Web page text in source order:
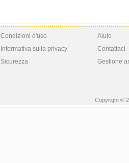
Condizioni d'uso
Informativa sulla privacy
Sicurezza
Aiuto
Contattaci
Gestione
Copyright ©